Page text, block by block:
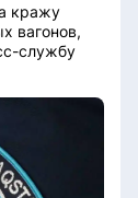
кражу
вагонов,
службу